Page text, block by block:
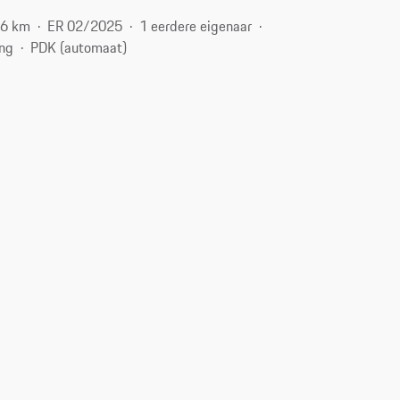
km ER 02/2025
1 eerdere eigenaar
PDK (automaat)